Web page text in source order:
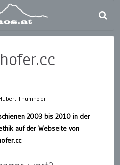
Thurnhofer
2003 bis 2010 in der
auf der Webseite von